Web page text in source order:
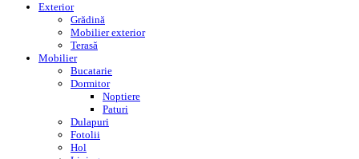
Exterior
Grădină
Mobilier exterior
Terasă
Mobilier
Bucatarie
Dormitor
Noptiere
Paturi
Dulapuri
Fotolii
Hol